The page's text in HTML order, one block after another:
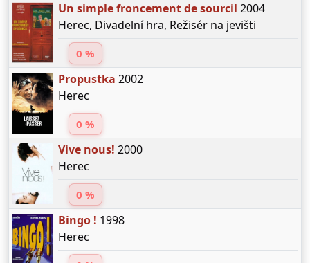
Un simple froncement de sourcil 2004
Herec, Divadelní hra, Režisér na jevišti
0 %
Propustka 2002
Herec
0 %
Vive nous! 2000
Herec
0 %
Bingo ! 1998
Herec